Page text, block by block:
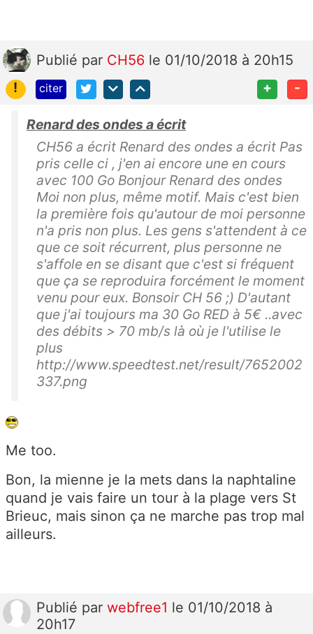
Publié par CH56 le 01/10/2018 à 20h15
!
citer + -
Renard des ondes a écrit
CH56 a écrit Renard des ondes a écrit Pas
pris celle ci , j'en ai encore une en cours
avec 100 Go Bonjour Renard des ondes
Moi non plus, même motif. Mais c'est bien
la première fois qu'autour de moi personne
n'a pris non plus. Les gens s'attendent à ce
que ce soit récurrent, plus personne ne
s'affole en se disant que c'est si fréquent
que ça se reproduira forcément le moment
venu pour eux. Bonsoir CH 56 ;) D'autant
que j'ai toujours ma 30 Go RED à 5€ ..avec
des débits > 70 mb/s là où je l'utilise le
plus
http://www.speedtest.net/result/7652002
337.png
Me too.
Bon, la mienne je la mets dans la naphtaline
quand je vais faire un tour à la plage vers St
Brieuc, mais sinon ça ne marche pas trop mal
ailleurs.
Publié par webfree1 le 01/10/2018 à
20h17